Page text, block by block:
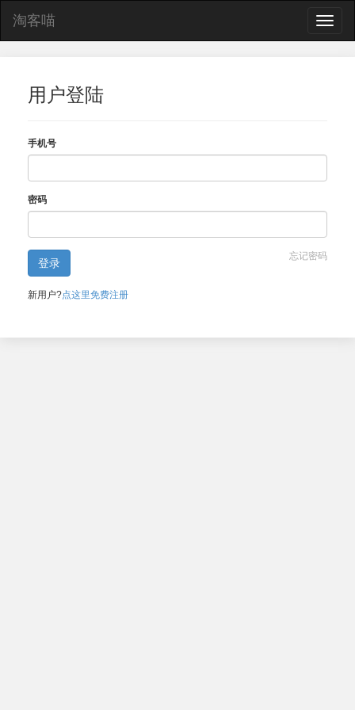
Toggle
淘客喵
用户登陆
手机号
密码
忘记密码
新用户?点这里免费注册